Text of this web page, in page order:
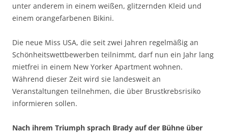
unter anderem in einem weißen, glitzernden Kleid und
einem orangefarbenen Bikini.
Die neue Miss USA, die seit zwei Jahren regelmäßig an
Schönheitswettbewerben teilnimmt, darf nun ein Jahr lang
mietfrei in einem New Yorker Apartment wohnen.
Während dieser Zeit wird sie landesweit an
Veranstaltungen teilnehmen, die über Brustkrebsrisiko
informieren sollen.
Nach ihrem Triumph sprach Brady auf der Bühne über